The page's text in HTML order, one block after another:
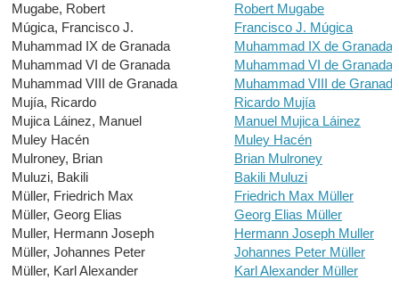
Mugabe, Robert
Múgica, Francisco J.
Muhammad IX de Granada
Muhammad VI de Granada
Muhammad VIII de Granada
Mujía, Ricardo
Mujica Láinez, Manuel
Muley Hacén
Mulroney, Brian
Muluzi, Bakili
Müller, Friedrich Max
Müller, Georg Elias
Muller, Hermann Joseph
Müller, Johannes Peter
Müller, Karl Alexander
Robert Mugabe
Francisco J. Múgica
Muhammad IX de Granada
Muhammad VI de Granada
Muhammad VIII de Granada
Ricardo Mujía
Manuel Mujica Láinez
Muley Hacén
Brian Mulroney
Bakili Muluzi
Friedrich Max Müller
Georg Elias Müller
Hermann Joseph Muller
Johannes Peter Müller
Karl Alexander Müller